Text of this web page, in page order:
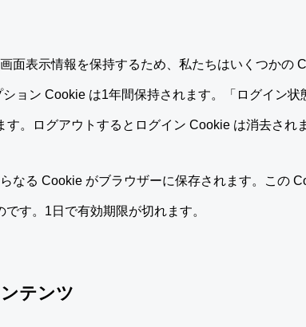
面表示情報を保持するため、私たちはいくつかの
ョン Cookie は1年間保持されます。「ログイン状
。ログアウトするとログイン Cookie は消去され
なる Cookie がブラウザーに保存されます。この
す。1日で有効期限が切れます。
テンツ